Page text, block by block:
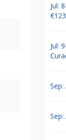
Jul:
Jul: